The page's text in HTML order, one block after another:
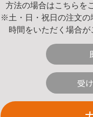
方法の場合はこちら を
※土・日・祝日の注文の
時間をいただく場合が
受